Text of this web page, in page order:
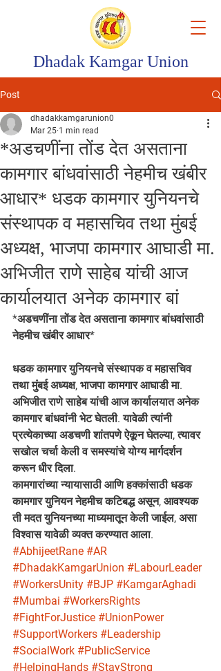
Dhadak Kamgar Union
Post
*अडचणींना तोंड देत असताना
कामगार बांधवांसाठी नेहमीच खंबीर
आधार* धडक कामगार युनियनचे
संस्थापक व महासचिव तथा मुंबई
अध्यक्ष, भाजपा कामगार आघाडी मा.
अभिजीत राणे साहेब यांची आज
कार्यालयात अनेक कामगार बां
dhadakkamgarunion0
Mar 25 1 min read
*अडचणींना तोंड देत असताना कामगार बांधवांसाठी
नेहमीच खंबीर आधार*
धडक कामगार युनियनचे संस्थापक व महासचिव
तथा मुंबई अध्यक्ष, भाजपा कामगार आघाडी मा.
अभिजीत राणे साहेब यांची आज कार्यालयात अनेक
कामगार बांधवांनी भेट घेतली. यावेळी त्यांनी
प्रत्येकाच्या अडचणी शांतपणे ऐकून घेतल्या, त्यावर
सखोल चर्चा केली व समस्यांचे योग्य मार्गदर्शन
करून धीर दिला.
कामगारांच्या न्यायासाठी आणि हक्कांसाठी धडक
कामगार युनियन नेहमीच कटिबद्ध असून, आवश्यक
ती मदत युनियनच्या माध्यमातून केली जाईल, असा
विश्वास यावेळी व्यक्त करण्यात आला.
#AbhijeetRane #AR
#DhadakKamgarUnion #LabourLeader
#WorkersUnity #BJP #KamgarAghadi
#Mumbai #WorkersRights
#FightForJustice #UnionPower
#SupportWorkers #Leadership
#SocialWork #PublicService
#HelpingHands #StayStrong